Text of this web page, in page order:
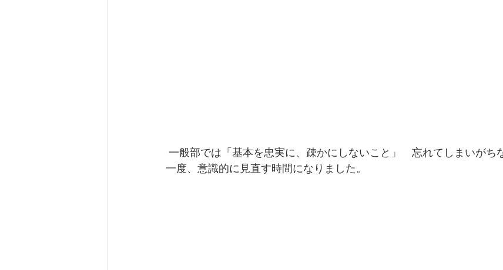
一度、意識的に見直す時間になりました。